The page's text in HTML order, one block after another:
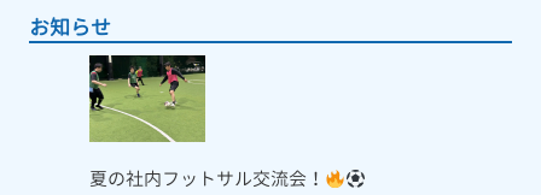
お知らせ
夏の社内フットサル交流会！